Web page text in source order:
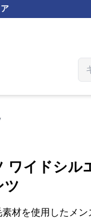
ワイドシル
ツ
素材を使用したメ